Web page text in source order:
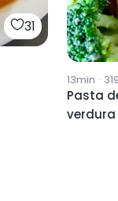
31
13min · 319
Pasta